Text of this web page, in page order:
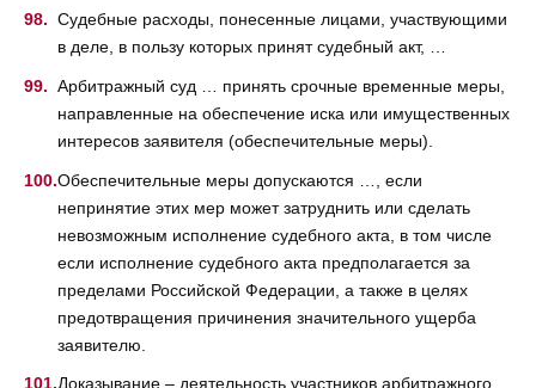
Судебные расходы, понесенные лицами, участвующими
в деле, в пользу которых принят судебный акт, …
Арбитражный суд … принять срочные временные меры,
направленные на обеспечение иска или имущественных
интересов заявителя (обеспечительные меры).
Обеспечительные меры допускаются …, если
непринятие этих мер может затруднить или сделать
невозможным исполнение судебного акта, в том числе
если исполнение судебного акта предполагается за
пределами Российской Федерации, а также в целях
предотвращения причинения значительного ущерба
заявителю.
Доказывание – деятельность участников арбитражного